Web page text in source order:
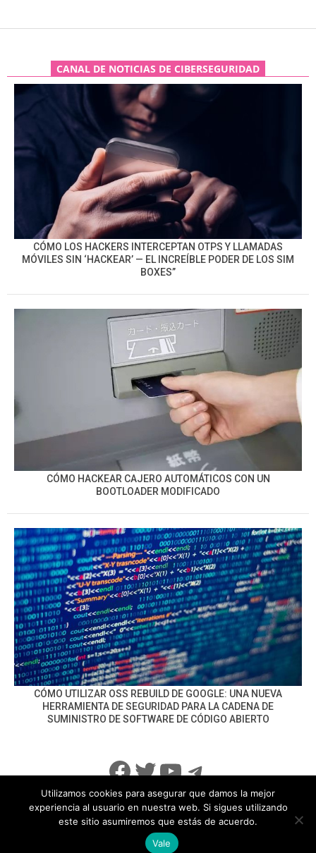
CANAL DE NOTICIAS DE CIBERSEGURIDAD
CÓMO LOS HACKERS INTERCEPTAN OTPS Y LLAMADAS
MÓVILES SIN ‘HACKEAR’ — EL INCREÍBLE PODER DE LOS SIM
BOXES”
CÓMO HACKEAR CAJERO AUTOMÁTICOS CON UN
BOOTLOADER MODIFICADO
CÓMO UTILIZAR OSS REBUILD DE GOOGLE: UNA NUEVA
HERRAMIENTA DE SEGURIDAD PARA LA CADENA DE
SUMINISTRO DE SOFTWARE DE CÓDIGO ABIERTO
Facebook
Twitter
YouTube
Telegram
info@noticiasseguridad.com Política de Privacidad
Utilizamos cookies para asegurar que damos la mejor
experiencia al usuario en nuestra web. Si sigues utilizando
este sitio asumiremos que estás de acuerdo.
Vale